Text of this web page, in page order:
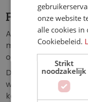
Fotobehang
Abstract vlies
met daar omheen
op een zilveren
Dit fotobehang zorgt
woonkamer,
kantoor,
onze website
alle cookies in
Cookiebeleid.
Strikt
noodzakelijk